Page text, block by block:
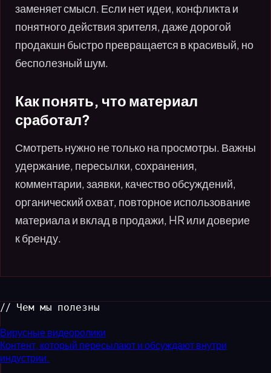
заменяет смысл. Если нет идеи, конфликта и
понятного действия зрителя, даже дорогой
продакшн быстро превращается в красивый, но
бесполезный шум.
Как понять, что материал
сработал?
Смотреть нужно не только на просмотры. Важны
удержание, пересылки, сохранения,
комментарии, заявки, качество обсуждений,
органический охват, повторное использование
материала и вклад в продажи, HR или доверие
к бренду.
// Чем мы полезны
Вирусные видеоролики
Контент, который пересылают и обсуждают внутри
индустрии.